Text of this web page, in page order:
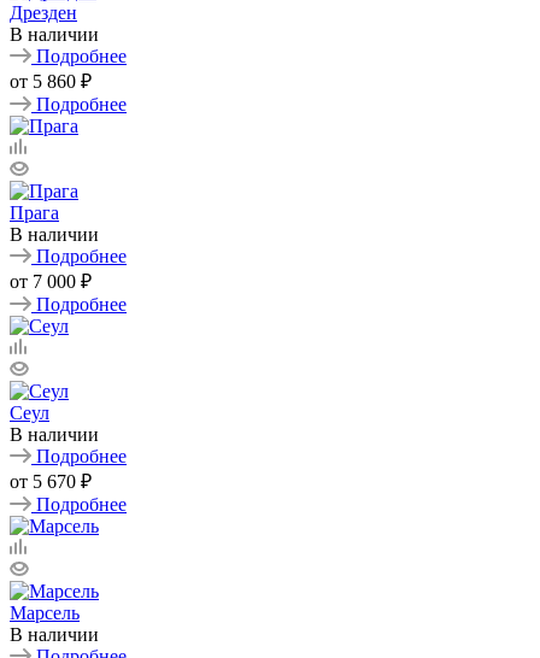
Дрезден
В наличии
Подробнее
от 5 860 ₽
Подробнее
Прага
В наличии
Подробнее
от 7 000 ₽
Подробнее
Сеул
В наличии
Подробнее
от 5 670 ₽
Подробнее
Марсель
В наличии